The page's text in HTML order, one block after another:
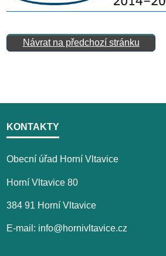
Návrat na předchozí stránku
KONTAKTY
Obecní úřad Horní Vltavice
Horní Vltavice 80
384 91 Horní Vltavice
E-mail: info@hornivltavice.cz